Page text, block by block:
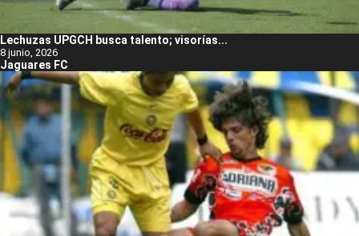
Lechuzas UPGCH busca talento; visorías...
8 junio, 2026
Jaguares FC